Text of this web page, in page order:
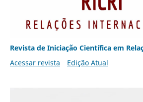
Revista de Iniciação Científica em
Acessar revista
Edição Atual